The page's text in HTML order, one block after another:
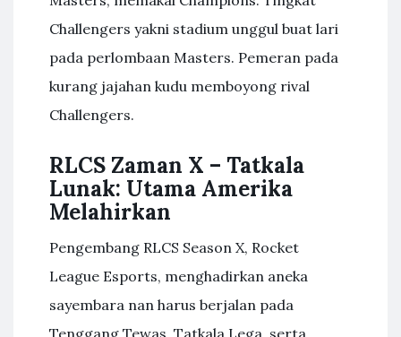
Challengers yakni stadium unggul buat lari
pada perlombaan Masters. Pemeran pada
kurang jajahan kudu memboyong rival
Challengers.
RLCS Zaman X – Tatkala
Lunak: Utama Amerika
Melahirkan
Pengembang RLCS Season X, Rocket
League Esports, menghadirkan aneka
sayembara nan harus berjalan pada
Tenggang Tewas, Tatkala Lega, serta